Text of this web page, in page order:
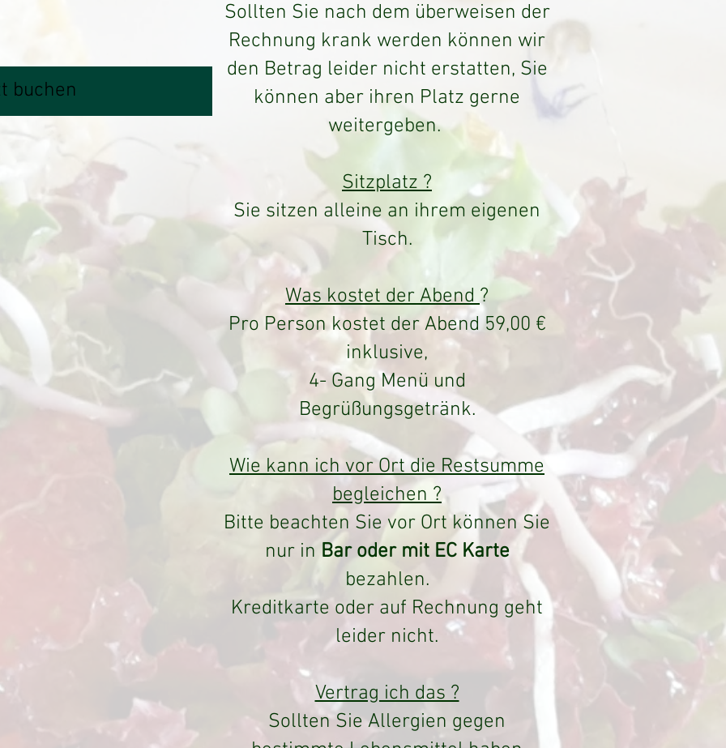
Sollten Sie nach dem überweisen der
Rechnung krank werden können wir
den Betrag leider nicht erstatten, Sie
können aber ihren Platz gerne
weitergeben.
Sitzplatz ?
Sie sitzen alleine an ihrem eigenen
Tisch.
Was kostet der Abend?
Pro Person kostet der Abend 59,00 €
inklusive,
4- Gang Menü und
Begrüßungsgetränk.
Wie kann ich vor Ort die Restsumme
begleichen ?
Bitte beachten Sie vor Ort können Sie
nur in Bar oder mit EC Karte
bezahlen.
Kreditkarte oder auf Rechnung geht
leider nicht.
Vertrag ich das ?
Sollten Sie Allergien gegen
buchen